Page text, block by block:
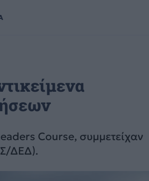
Course, συμμετείχαν
ΔΕΔ).